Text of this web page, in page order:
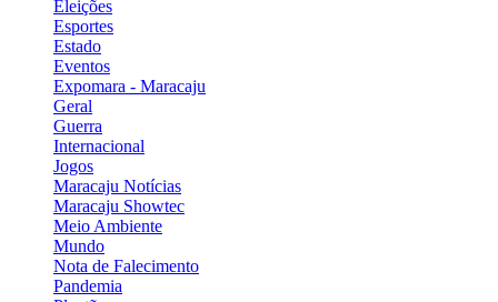
Eleições
Esportes
Estado
Eventos
Expomara - Maracaju
Geral
Guerra
Internacional
Jogos
Maracaju Notícias
Maracaju Showtec
Meio Ambiente
Mundo
Nota de Falecimento
Pandemia